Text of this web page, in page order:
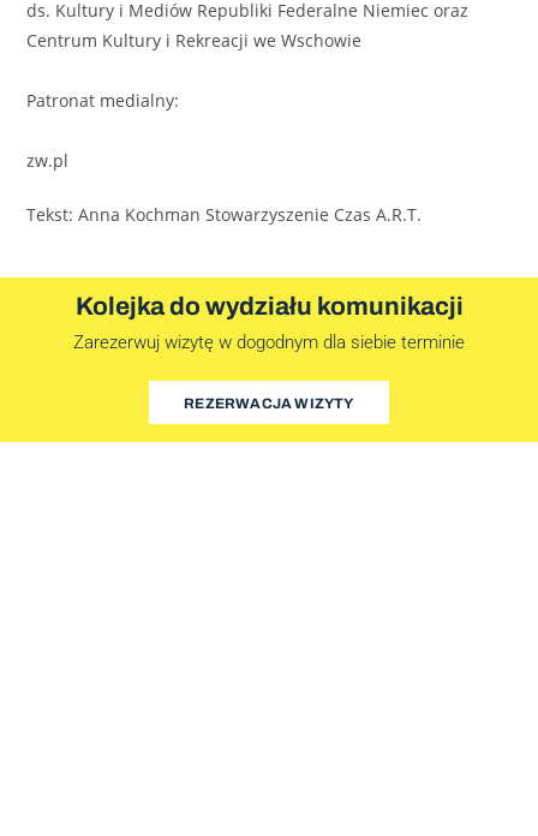
ds. Kultury i Mediów Republiki Federalne Niemiec oraz
Centrum Kultury i Rekreacji we Wschowie
Patronat medialny:
zw.pl
Tekst: Anna Kochman Stowarzyszenie Czas A.R.T.
Kolejka do wydziału komunikacji
Zarezerwuj wizytę w dogodnym dla siebie terminie
REZERWACJA WIZYTY